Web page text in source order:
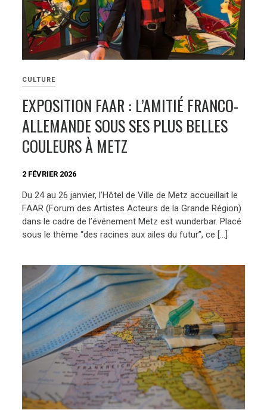
CULTURE
EXPOSITION FAAR : L’AMITIÉ FRANCO-
ALLEMANDE SOUS SES PLUS BELLES
COULEURS À METZ
2 FÉVRIER 2026
Du 24 au 26 janvier, l’Hôtel de Ville de Metz accueillait le
FAAR (Forum des Artistes Acteurs de la Grande Région)
dans le cadre de l’événement Metz est wunderbar. Placé
sous le thème “des racines aux ailes du futur”, ce […]